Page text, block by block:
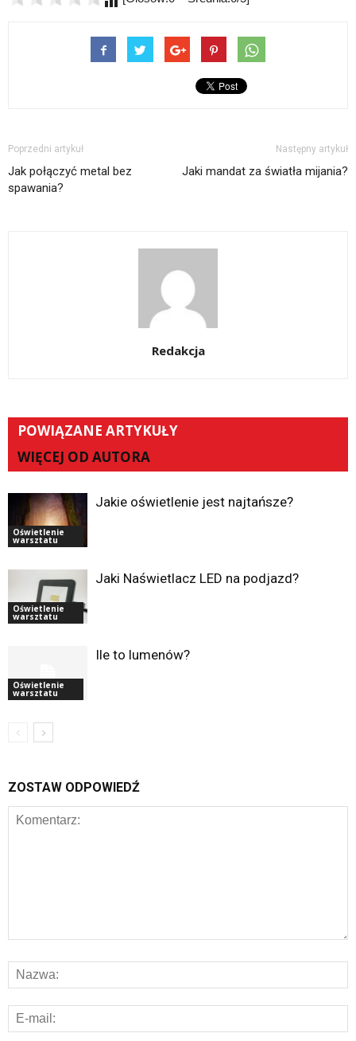
Poprzedni artykuł
Jak połączyć metal bez
spawania?
Następny artykuł
Jaki mandat za światła mijania?
Redakcja
POWIĄZANE ARTYKUŁY
WIĘCEJ OD AUTORA
Oświetlenie
warsztatu
Jakie oświetlenie jest najtańsze?
Oświetlenie
warsztatu
Jaki Naświetlacz LED na podjazd?
Oświetlenie
warsztatu
Ile to lumenów?
ZOSTAW ODPOWIEDŹ